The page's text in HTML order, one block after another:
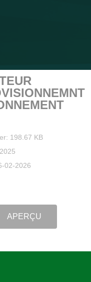
198.67 KB
02-2026
APERÇU